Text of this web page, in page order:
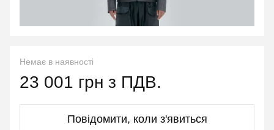
Немає в наявності
23 001 грн з ПДВ.
Повідомити, коли з'явиться